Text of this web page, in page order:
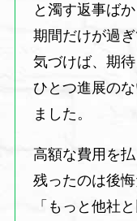
と濁す返事ば
期間だけが過ぎ
気づけば、期
ひとつ進展の
ました。
高額な費用を
残ったのは後悔
「もっと他社